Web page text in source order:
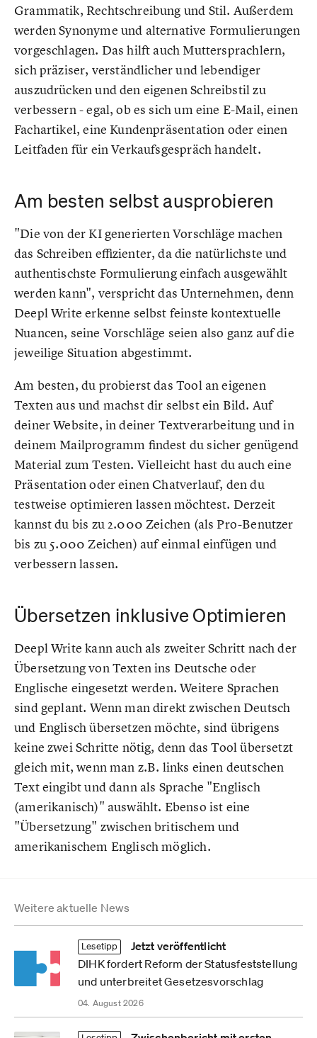
Grammatik, Rechtschreibung und Stil. Außerdem
werden Synonyme und alternative Formulierungen
vorgeschlagen. Das hilft auch Muttersprachlern,
sich präziser, verständlicher und lebendiger
auszudrücken und den eigenen Schreibstil zu
verbessern - egal, ob es sich um eine E-Mail, einen
Fachartikel, eine Kundenpräsentation oder einen
Leitfaden für ein Verkaufsgespräch handelt.
Am besten selbst ausprobieren
"Die von der KI generierten Vorschläge machen
das Schreiben effizienter, da die natürlichste und
authentischste Formulierung einfach ausgewählt
werden kann", verspricht das Unternehmen, denn
Deepl Write erkenne selbst feinste kontextuelle
Nuancen, seine Vorschläge seien also ganz auf die
jeweilige Situation abgestimmt.
Am besten, du probierst das Tool an eigenen
Texten aus und machst dir selbst ein Bild. Auf
deiner Website, in deiner Textverarbeitung und in
deinem Mailprogramm findest du sicher genügend
Material zum Testen. Vielleicht hast du auch eine
Präsentation oder einen Chatverlauf, den du
testweise optimieren lassen möchtest. Derzeit
kannst du bis zu 2.000 Zeichen (als Pro-Benutzer
bis zu 5.000 Zeichen) auf einmal einfügen und
verbessern lassen.
Übersetzen inklusive Optimieren
Deepl Write kann auch als zweiter Schritt nach der
Übersetzung von Texten ins Deutsche oder
Englische eingesetzt werden. Weitere Sprachen
sind geplant. Wenn man direkt zwischen Deutsch
und Englisch übersetzen möchte, sind übrigens
keine zwei Schritte nötig, denn das Tool übersetzt
gleich mit, wenn man z.B. links einen deutschen
Text eingibt und dann als Sprache "Englisch
(amerikanisch)" auswählt. Ebenso ist eine
"Übersetzung" zwischen britischem und
amerikanischem Englisch möglich.
Weitere aktuelle News
Lesetipp
Jetzt veröffentlicht
DIHK fordert Reform der Statusfeststellung
und unterbreitet Gesetzesvorschlag
04. August 2026